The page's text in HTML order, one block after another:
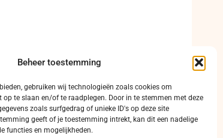
Beheer toestemming
gebruiken wij technologieën zoals cookies om
te slaan en/of te raadplegen. Door in te stemmen met deze
zoals surfgedrag of unieke ID's op deze site
geeft of je toestemming intrekt, kan dit een nadelige
functies en mogelijkheden.